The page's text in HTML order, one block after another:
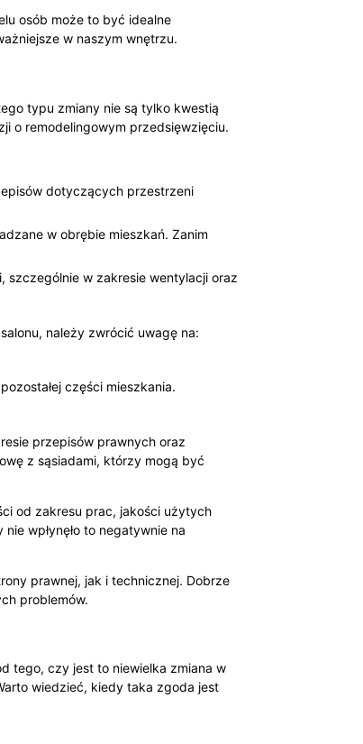
osób może to być idealne
w naszym wnętrzu.
typu zmiany nie są tylko kwestią
o remodelingowym przedsięwzięciu.
dotyczących przestrzeni
w obrębie mieszkań. Zanim
szczególnie w zakresie wentylacji oraz
należy zwrócić uwagę na:
części mieszkania.
przepisów prawnych oraz
z sąsiadami, którzy mogą być
od zakresu prac, jakości użytych
wpłynęło to negatywnie na
prawnej, jak i technicznej. Dobrze
problemów.
tego, czy jest to niewielka zmiana w
wiedzieć, kiedy taka zgoda jest